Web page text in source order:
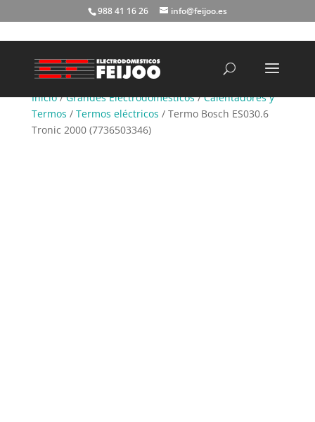
988 41 16 26 info@feijoo.es
Inicio/Grandes Electrodomésticos/Calentadores y
Termos / Termos eléctricos / Termo Bosch ES030.6
Tronic 2000 (7736503346)